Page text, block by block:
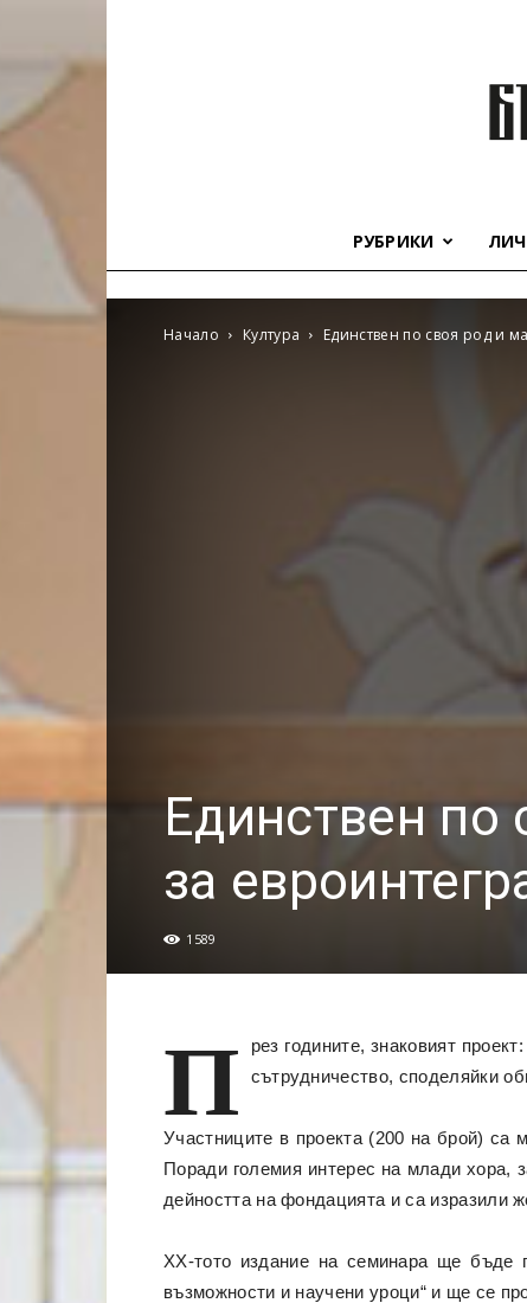
РУБРИКИ
Начало Култура Единствен по своя род и
Единствен
за
1589
П
рез годините, знаковият
сътрудничество, споделяйки
Участниците в проекта (200 на брой)
Поради големия интерес на млади хора,
дейността на фондацията и са изразили
XX-тото издание на семинара ще бъде
възможности и научени уроци“ и ще се